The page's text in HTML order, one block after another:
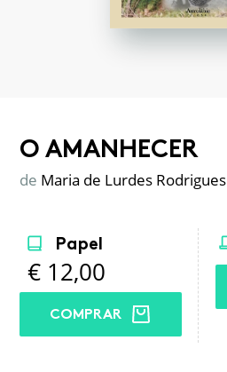
O AMANHECER
de Maria de Lurdes Rodrigues
Papel
€ 12,00
COMPRAR